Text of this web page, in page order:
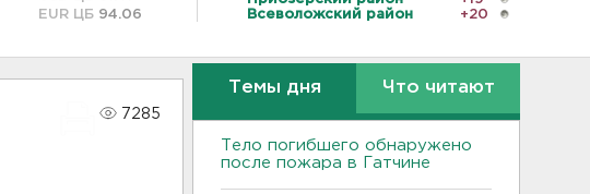
EUR ЦБ 94.06
Всеволожский район
+20
7285
Темы дня Что читают
Тело погибшего обнаружено
после пожара в Гатчине